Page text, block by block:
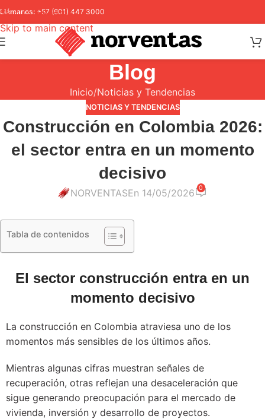
Skip to navigation
Skip to main content
Llámanos: +57 (601) 447 3000
Blog
Inicio Noticias y Tendencias
NOTICIAS Y TENDENCIAS
Construcción en Colombia 2026:
el sector entra en un momento
decisivo
NORVENTASEn 14/05/2026 0
Tabla de contenidos
El sector construcción entra en un
momento decisivo
La construcción en Colombia atraviesa uno de los
momentos más sensibles de los últimos años.
Mientras algunas cifras muestran señales de
recuperación, otras reflejan una desaceleración que
sigue generando preocupación para el mercado de
vivienda, inversión y desarrollo de proyectos.